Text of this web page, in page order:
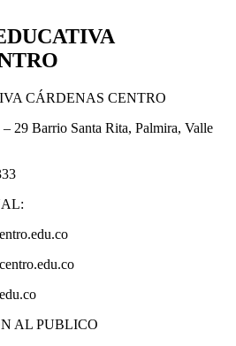
CÁRDENAS CENTRO
29 Barrio Santa Rita, Palmira, Valle
AL PUBLICO